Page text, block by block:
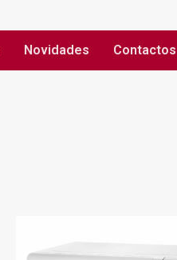
Novidades Contactos